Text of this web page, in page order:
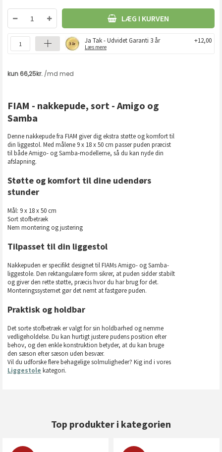
LÆG I KURVEN
Ja Tak - Udvidet Garanti 3 år
Læs mere
+12,00
FIAM - nakkepude, sort - Amigo og
Samba
Denne nakkepude fra FIAM giver dig ekstra støtte og komfort til
din liggestol. Med målene 9 x 18 x 50 cm passer puden præcist
til både Amigo- og Samba-modellerne, så du kan nyde din
afslapning.
Støtte og komfort til dine udendørs
stunder
Mål: 9 x 18 x 50 cm
Sort stofbetræk
Nem montering og justering
Tilpasset til din liggestol
Nakkepuden er specifikt designet til FIAMs Amigo- og Samba-
liggestole. Den rektangulære form sikrer, at puden sidder stabilt
og giver den rette støtte, præcis hvor du har brug for det.
Monteringssystemet gør det nemt at fastgøre puden.
Praktisk og holdbar
Det sorte stofbetræk er valgt for sin holdbarhed og nemme
vedligeholdelse. Du kan hurtigt justere pudens position efter
behov, og den enkle konstruktion betyder, at du kan bruge
den sæson efter sæson uden besvær.
Vil du udforske flere behagelige solmuligheder? Kig ind i vores
Liggestole kategori.
Top produkter i kategorien